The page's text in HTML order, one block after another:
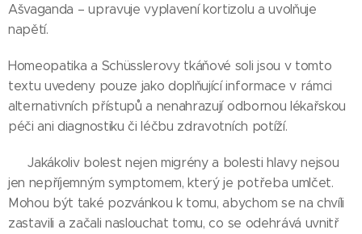
Ašvaganda – upravuje vyplavení kortizolu a uvolňuje
napětí.
Homeopatika a Schüsslerovy tkáňové soli jsou v tomto
textu uvedeny pouze jako doplňující informace v rámci
alternativních přístupů a nenahrazují odbornou lékařskou
péči ani diagnostiku či léčbu zdravotních potíží.
🍀 Jakákoliv bolest nejen migrény a bolesti hlavy nejsou
jen nepříjemným symptomem, který je potřeba umlčet.
Mohou být také pozvánkou k tomu, abychom se na chvíli
zastavili a začali naslouchat tomu, co se odehrává uvnitř